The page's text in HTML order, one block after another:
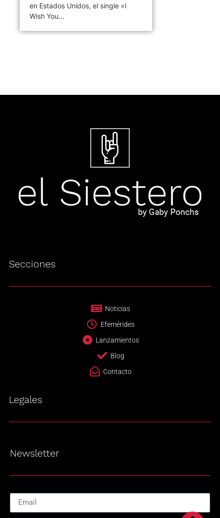
en Estados Unidos, el single «I
Wish You...
Secciones
Noticias
Efemérides
Lanzamientos
Blog
Contacto
Legales
Newsletter